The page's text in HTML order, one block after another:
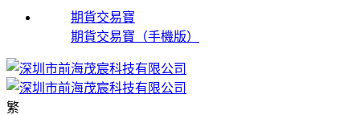
期貨交易寶
期貨交易寶（手機版）
繁